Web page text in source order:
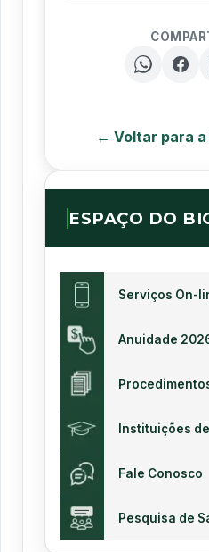
← Voltar para a
ESPAÇO DO
Serviços On-
Anuidade
Instituições
Fale Conosco
Pesquisa de